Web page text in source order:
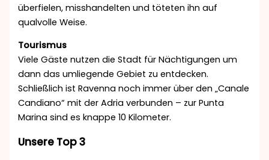
überfielen, misshandelten und töteten ihn auf
qualvolle Weise.
Tourismus
Viele Gäste nutzen die Stadt für Nächtigungen um
dann das umliegende Gebiet zu entdecken.
Schließlich ist Ravenna noch immer über den „Canale
Candiano“ mit der Adria verbunden – zur Punta
Marina sind es knappe 10 Kilometer.
Unsere Top 3